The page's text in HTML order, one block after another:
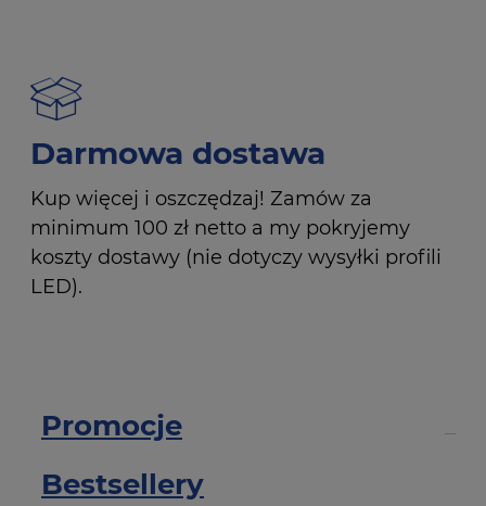
Darmowa dostawa
Kup więcej i oszczędzaj! Zamów za
minimum 100 zł netto a my pokryjemy
koszty dostawy (nie dotyczy wysyłki profili
LED).
Promocje
Bestsellery